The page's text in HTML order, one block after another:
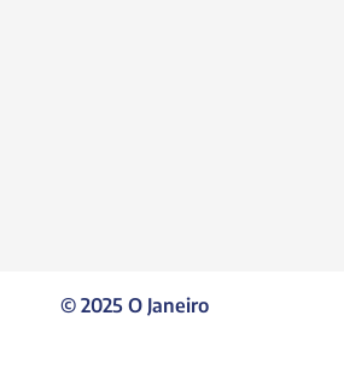
© 2025 O Janeiro